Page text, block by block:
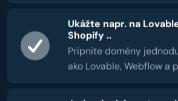
Ukážte napr. na
Shopify ..
Pripnite domény
ako Lovable, Webflow a